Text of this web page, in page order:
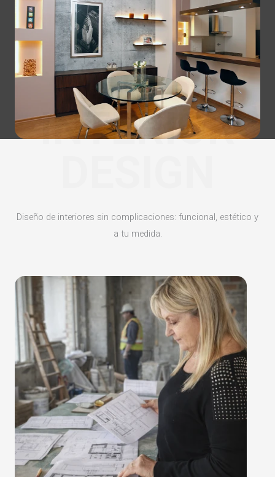
INTERIOR
Diseño de interiores sin complicaciones: funcional, estético y
a tu medida.